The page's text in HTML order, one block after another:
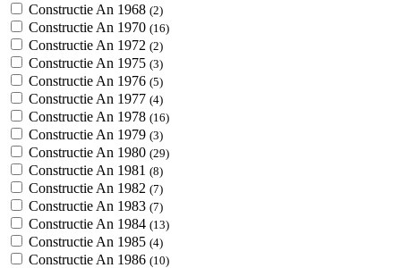
Constructie An 1968 (2)
Constructie An 1970 (16)
Constructie An 1972 (2)
Constructie An 1975 (3)
Constructie An 1976 (5)
Constructie An 1977 (4)
Constructie An 1978 (16)
Constructie An 1979 (3)
Constructie An 1980 (29)
Constructie An 1981 (8)
Constructie An 1982 (7)
Constructie An 1983 (7)
Constructie An 1984 (13)
Constructie An 1985 (4)
Constructie An 1986 (10)